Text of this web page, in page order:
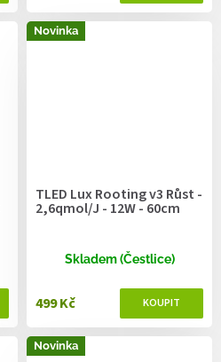
Novinka
TLED Lux Rooting v3 Růst -
2,6qmol/J - 12W - 60cm
Skladem (Čestlice)
499 Kč
Novinka